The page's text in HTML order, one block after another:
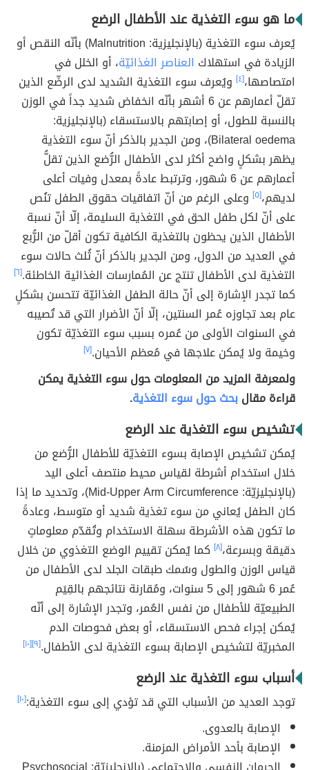
ما هو سوء التغذية عند الأطفال الرضع
يُعرف سوء التغذية (بالإنجليزية: Malnutrition) بأنّه النقص أو
الزيادة في استهلاك العناصر الغذائيّة، أو الخلل في
امتصاصها،[٤]
ويُعرف سوء التغذية الشديد لدى الرضّع الذين
تقلّ أعمارهم عن 6 أشهر بأنّه انخفاض شديد جداً في الوزن
بالنسبة للطول، أو إصابتهم بالاستسقاء (بالإنجليزية:
Bilateral oedema)، ومن الجدير بالذكر أنّ سوء التغذية
يظهر بشكلٍ واضح أكثر لدى الأطفال الرُّضع الذين تقلُّ
أعمارهم عن 6 شهور، وترتبط عادةً بمعدل وفيات أعلى
لديهم،[٥]
وعلى الرغم من أنّ اتفاقيات حقوق الطفل تنُص
على أنّ لكل طفل الحق في التغذية السليمة، إلّا أنّ نسبة
الأطفال الذين يحظون بالتغذية الكافية تكون أقلّ من الرُّبع
في العديد من الدول، ومن الجدير بالذكر أنّ ثُلث حالات سوء
التغذية لدى الأطفال تنتج عن المُمارسات الغذائية الخاطئة.[٦]
كما تجدر الإشارة إلى أنّ حالة الطفل الغذائيّة تتحسن بشكلٍ
عام بعد تجاوزه عُمر السنتين، إلّا أنّ الأضرار التي قد تُصيبه
في السنوات الأولى من عُمره بسبب سوء التغذيّة تكون
وخيمة ولا يُمكن علاجها في مُعظم الأحيان.[٧]
ولمعرفة المزيد من المعلومات حول سوء التغذية يمكن
قراءة مقالبحث حول سوء التغذية.
تشخيص سوء التغذية عند الرضع
يُمكن تشخيص الإصابة بسوء التغذيّة للأطفال الرُّضع من
خلال استخدام أشرطة لقياس محيط منتصف أعلى اليد
(بالإنجليزيّة: Mid-Upper Arm Circumference)، وتحديد ما إذا
كان الطفل يُعاني من سوء تغذية شديد أو متوسط، وعادةً
ما تكون هذه الأشرطة سهلة الاستخدام وتُقدّم معلوماتٍ
دقيقة وبسرعة،[٨]
كما يُمكن تقييم الوضع التغذوي من خلال
قياس الوزن والطول وسُمك طبقات الجلد لدى الأطفال من
عُمر 6 شهور إلى 5 سنوات، ومُقارنة نتائجهم بالقِيَم
الطبيعيّة للأطفال من نفس العُمر، وتجدر الإشارة إلى أنّه
يُمكن إجراء فحص الاستسقاء، أو بعض فحوصات الدم
المخبريّة لتشخيص الإصابة بسوء التغذية لدى الأطفال.[٩] [١٠]
أسباب سوء التغذية عند الرضع
توجد العديد من الأسباب التي قد تؤدي إلى سوء التغذية:[١٠]
الإصابة بالعدوى.
الإصابة بأحد الأمراض المزمنة.